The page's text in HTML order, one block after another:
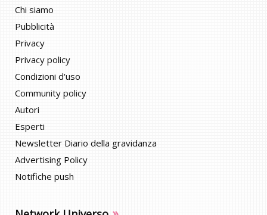
Chi siamo
Pubblicità
Privacy
Privacy policy
Condizioni d'uso
Community policy
Autori
Esperti
Newsletter Diario della gravidanza
Advertising Policy
Notifiche push